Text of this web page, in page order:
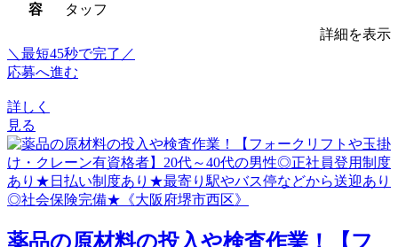
容
タッフ
詳細を表示
＼最短45秒で完了／
応募へ進む
詳しく
見る
薬品の原材料の投入や検査作業！【フ